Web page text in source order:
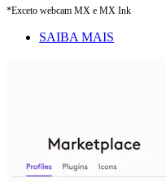
*Exceto webcam MX e MX Ink
SAIBA MAIS